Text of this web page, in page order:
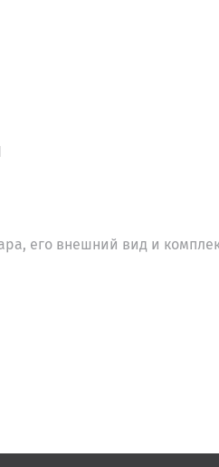
его внешний вид и